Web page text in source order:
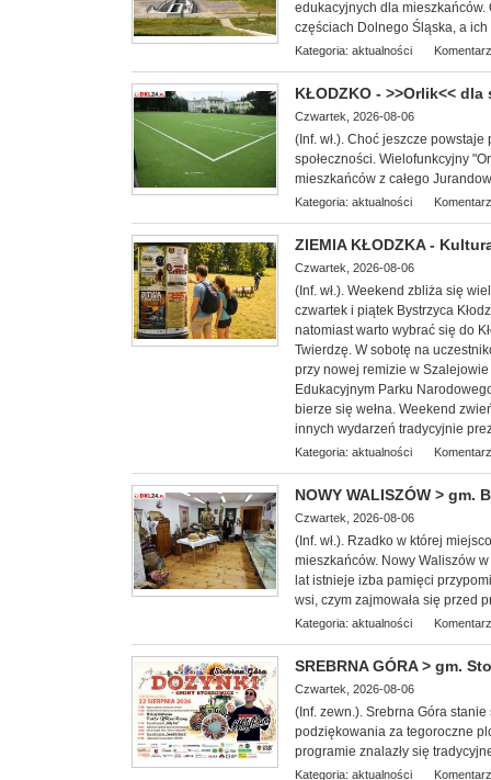
edukacyjnych dla miesz
częściach Dolnego Śląska, a
Kategoria: aktualności
KŁODZKO - >>Orlik<<
Czwartek, 2026-08-06
(Inf. wł.). Choć jeszcze
społeczności. Wielofunkcyjny
mieszkańców z całego
Kategoria: aktualności
ZIEMIA KŁODZKA -
Czwartek, 2026-08-06
(Inf. wł.). Weekend zbliża się
czwartek i piątek Bystrzyca
natomiast warto wybrać się do
Twierdzę. W sobotę na
przy nowej remizie w
Edukacyjnym Parku
bierze się wełna. Weekend
innych wydarzeń tradycyjnie
Kategoria: aktualności
NOWY WALISZÓW > gm.
Czwartek, 2026-08-06
(Inf. wł.). Rzadko w której
mieszkańców. Nowy Waliszów
lat istnieje izba pamięci
wsi, czym zajmowała się przed
Kategoria: aktualności
SREBRNA GÓRA > gm.
Czwartek, 2026-08-06
(Inf. zewn.). Srebrna Góra
podziękowania za tegoroczne
programie znalazły się
Kategoria: aktualności